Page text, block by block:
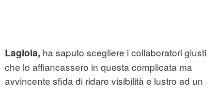
Lagioia, ha saputo scegliere i collaboratori giusti
che lo affiancassero in questa complicata ma
avvincente sfida di ridare visibilità e lustro ad un